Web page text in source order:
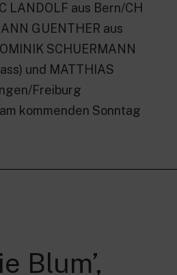
LANDOLF aus Bern/CH
GUENTHER aus
SCHUERMANN
und MATTHIAS
Freiburg
kommenden Sonntag
Blum’,